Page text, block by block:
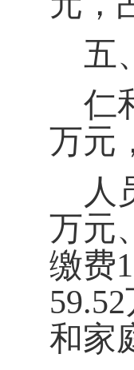
五
仁
万元
人
万元
缴费
59.52
和家